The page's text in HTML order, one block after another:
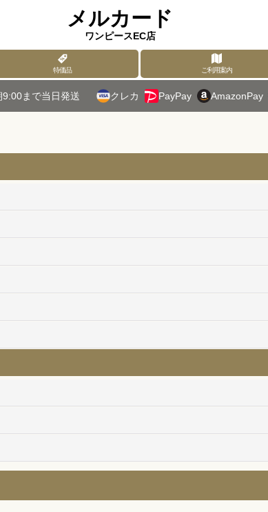
メルカード
ワンピースEC店
特価品 ご利用案内
9:00まで当日発送 クレカ PayPay AmazonPay